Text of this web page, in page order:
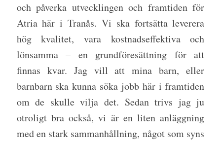
och påverka utvecklingen och framtiden för
Atria här i Tranås. Vi ska fortsätta leverera
hög kvalitet, vara kostnadseffektiva och
lönsamma – en grundföresättning för att
finnas kvar. Jag vill att mina barn, eller
barnbarn ska kunna söka jobb här i framtiden
om de skulle vilja det. Sedan trivs jag ju
otroligt bra också, vi är en liten anläggning
med en stark sammanhållning, något som syns